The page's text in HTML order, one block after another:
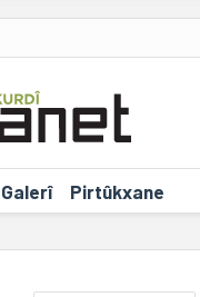
Galerî Pirtûkxane